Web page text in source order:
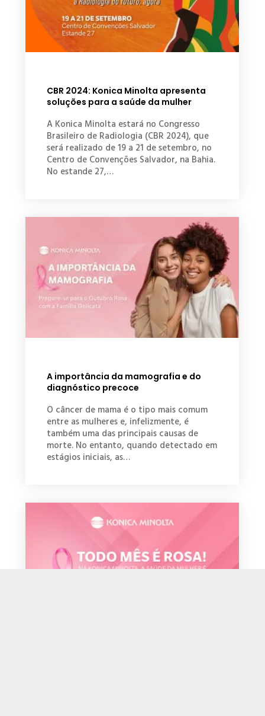
CBR 2024: Konica Minolta apresenta
soluções para a saúde da mulher
A Konica Minolta estará no Congresso
Brasileiro de Radiologia (CBR 2024), que
será realizado de 19 a 21 de setembro, no
Centro de Convenções Salvador, na Bahia.
No estande 27,…
A importância da mamografia e do
diagnóstico precoce
O câncer de mama é o tipo mais comum
entre as mulheres e, infelizmente, é
também uma das principais causas de
morte. No entanto, quando detectado em
estágios iniciais, as…